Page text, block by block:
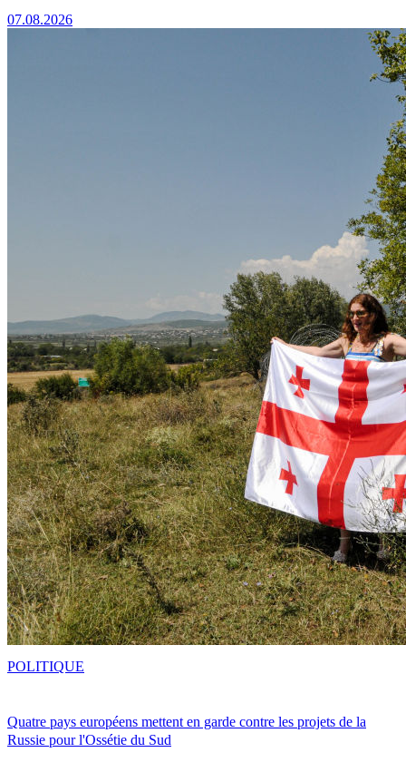
07.08.2026
Quatre pays européens mettent en garde contre les projets de la
Russie pour l'Ossétie du Sud
POLITIQUE